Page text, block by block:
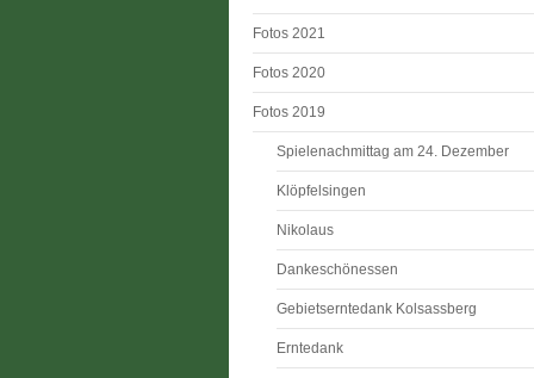
Fotos 2021
Fotos 2020
Fotos 2019
Spielenachmittag am 24. Dezember
Klöpfelsingen
Nikolaus
Dankeschönessen
Gebietserntedank Kolsassberg
Erntedank